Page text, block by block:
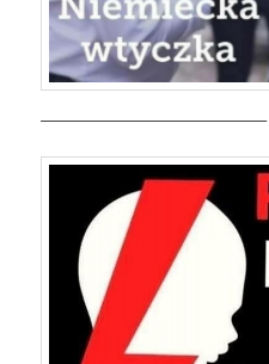
——————————————–